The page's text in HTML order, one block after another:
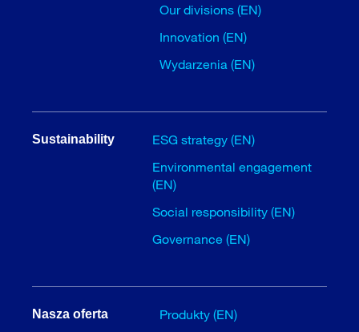
Our divisions (EN)
Innovation (EN)
Wydarzenia (EN)
Sustainability
ESG strategy (EN)
Environmental engagement
(EN)
Social responsibility (EN)
Governance (EN)
Nasza oferta
Produkty (EN)